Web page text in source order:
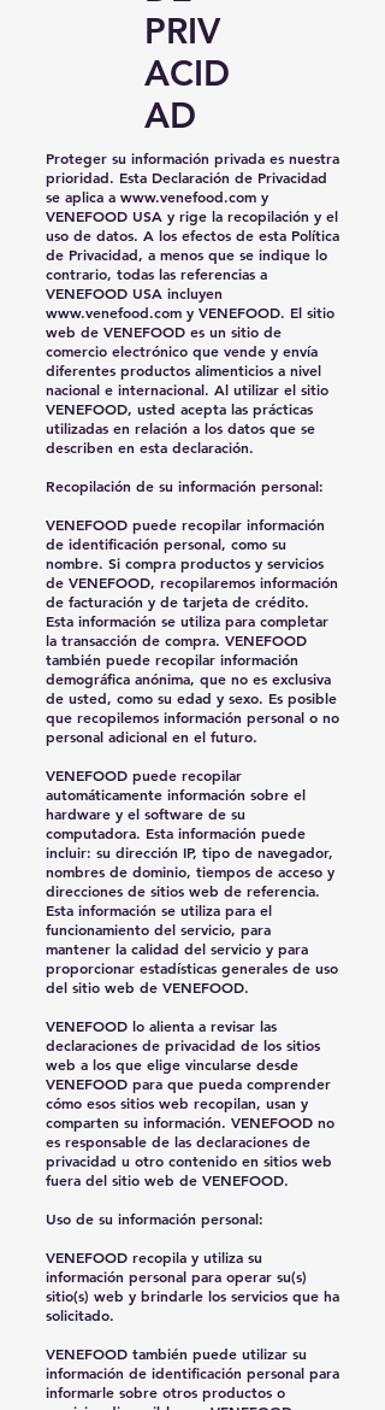
PRIV
ACID
AD
Proteger su información privada es nuestra
prioridad. Esta Declaración de Privacidad
se aplica a www.venefood.com y
VENEFOOD USA y rige la recopilación y el
uso de datos. A los efectos de esta Política
de Privacidad, a menos que se indique lo
contrario, todas las referencias a
VENEFOOD USA incluyen
www.venefood.com y VENEFOOD. El sitio
web de VENEFOOD es un sitio de
comercio electrónico que vende y envía
diferentes productos alimenticios a nivel
nacional e internacional. Al utilizar el sitio
VENEFOOD, usted acepta las prácticas
utilizadas en relación a los datos que se
describen en esta declaración.
Recopilación de su información personal:
VENEFOOD puede recopilar información
de identificación personal, como su
nombre. Si compra productos y servicios
de VENEFOOD, recopilaremos información
de facturación y de tarjeta de crédito.
Esta información se utiliza para completar
la transacción de compra. VENEFOOD
también puede recopilar información
demográfica anónima, que no es exclusiva
de usted, como su edad y sexo. Es posible
que recopilemos información personal o no
personal adicional en el futuro.
VENEFOOD puede recopilar
automáticamente información sobre el
hardware y el software de su
computadora. Esta información puede
incluir: su dirección IP, tipo de navegador,
nombres de dominio, tiempos de acceso y
direcciones de sitios web de referencia.
Esta información se utiliza para el
funcionamiento del servicio, para
mantener la calidad del servicio y para
proporcionar estadísticas generales de uso
del sitio web de VENEFOOD.
VENEFOOD lo alienta a revisar las
declaraciones de privacidad de los sitios
web a los que elige vincularse desde
VENEFOOD para que pueda comprender
cómo esos sitios web recopilan, usan y
comparten su información. VENEFOOD no
es responsable de las declaraciones de
privacidad u otro contenido en sitios web
fuera del sitio web de VENEFOOD.
Uso de su información personal:
VENEFOOD recopila y utiliza su
información personal para operar su(s)
sitio(s) web y brindarle los servicios que ha
solicitado.
VENEFOOD también puede utilizar su
información de identificación personal para
informarle sobre otros productos o